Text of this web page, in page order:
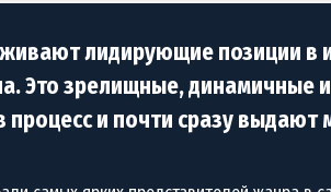
лидирующие позиции в
Это зрелищные, динамичные
процесс и почти сразу